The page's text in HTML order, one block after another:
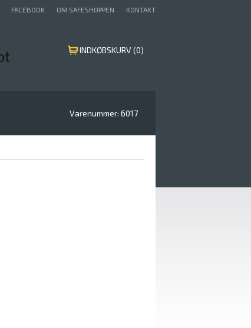
FACEBOOK OM SAFESHOPPEN KONTAKT
INDKØBSKURV (0)
Varenummer: 6017